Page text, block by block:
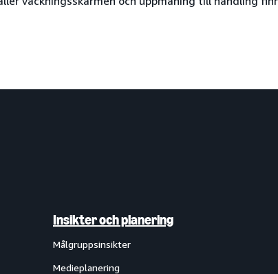
Insikter och planering
Målgruppsinsikter
Medieplanering